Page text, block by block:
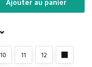
Ajouter au panier
10 11 12